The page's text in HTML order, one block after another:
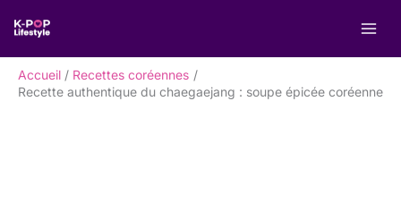
contenu
Accueil
Recettes coréennes
Recette authentique du chaegaejang : soupe épicée coréenne
e
c
h